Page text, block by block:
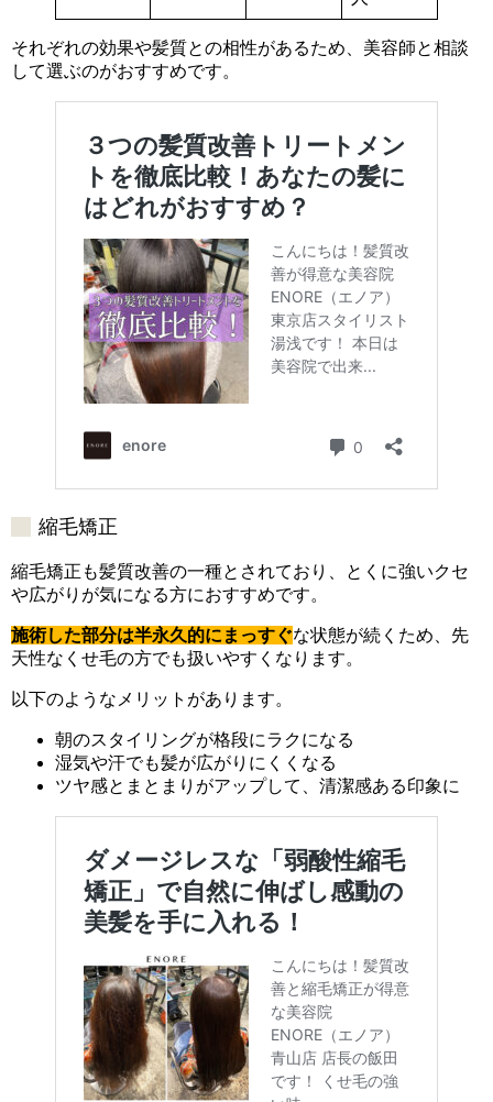
それぞれの効果や髪質との相性があるため、美容師と相談
して選ぶのがおすすめです。
縮毛矯正
縮毛矯正も髪質改善の一種とされており、とくに強いクセ
や広がりが気になる方におすすめです。
施術した部分は半永久的にまっすぐな状態が続くため、先
天性なくせ毛の方でも扱いやすくなります。
以下のようなメリットがあります。
朝のスタイリングが格段にラクになる
湿気や汗でも髪が広がりにくくなる
ツヤ感とまとまりがアップして、清潔感ある印象に